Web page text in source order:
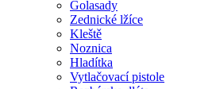
Golasady
Zednické lžíce
Kleště
Noznica
Hladítka
Vytlačovací pistole